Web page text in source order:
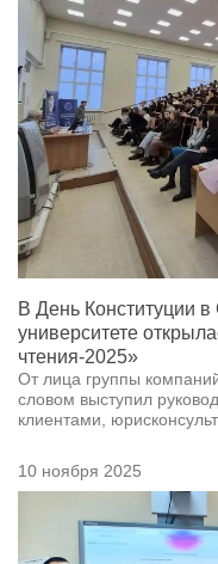
В День Конституции
университете
чтения-2025»
От лица группы
словом выступил
клиентами,
10 ноября 2025